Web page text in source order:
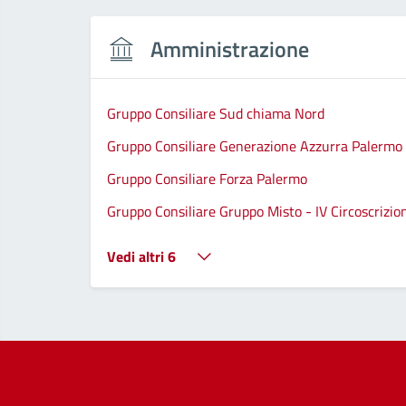
Amministrazione
Gruppo Consiliare Sud chiama Nord
Gruppo Consiliare Generazione Azzurra Palermo
Gruppo Consiliare Forza Palermo
Gruppo Consiliare Gruppo Misto - IV
Vedi altri 6